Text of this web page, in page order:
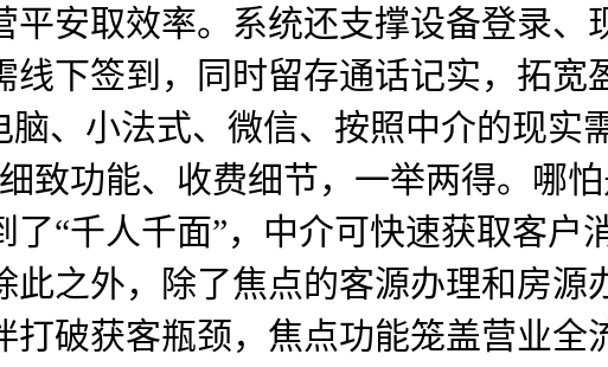
安取效率。系统还支撑设备登录、
下签到，同时留存通话记实，拓宽
、小法式、微信、按照中介的现实
致功能、收费细节，一举两得。哪
“千人千面”，中介可快速获取客户
之外，除了焦点的客源办理和房源
破获客瓶颈，焦点功能笼盖营业全